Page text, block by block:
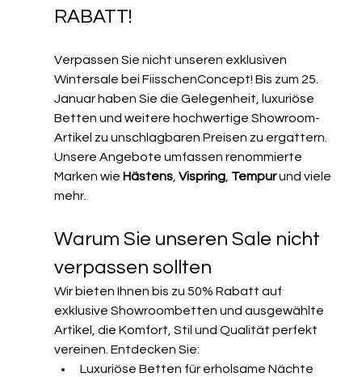
RABATT!
Verpassen Sie nicht unseren exklusiven
Wintersale bei FiisschenConcept! Bis zum 25.
Januar haben Sie die Gelegenheit, luxuriöse
Betten und weitere hochwertige Showroom-
Artikel zu unschlagbaren Preisen zu ergattern.
Unsere Angebote umfassen renommierte
Marken wie Hästens, Vispring, Tempur und viele
mehr.
Warum Sie unseren Sale nicht
verpassen sollten
Wir bieten Ihnen bis zu 50% Rabatt auf
exklusive Showroombetten und ausgewählte
Artikel, die Komfort, Stil und Qualität perfekt
vereinen. Entdecken Sie:
Luxuriöse Betten für erholsame Nächte